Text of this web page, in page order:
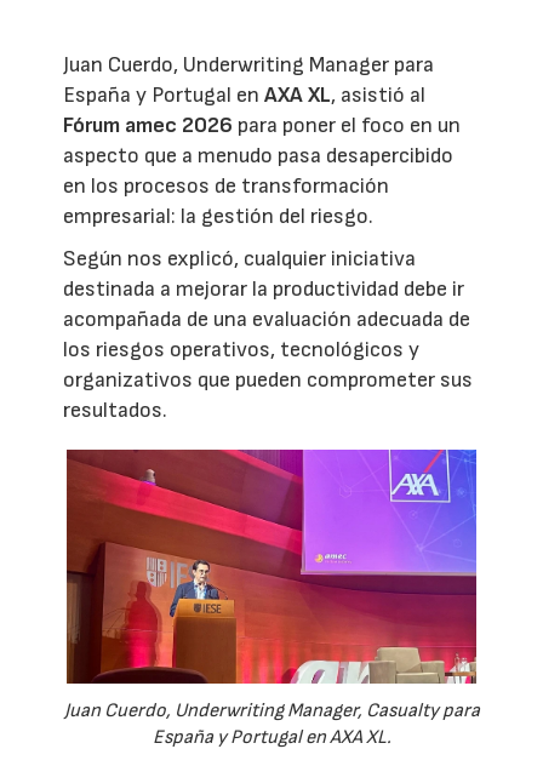
Juan Cuerdo, Underwriting Manager para
España y Portugal enAXA XL, asistió al
Fórum amec 2026 para poner el foco en un
aspecto que a menudo pasa desapercibido
en los procesos de transformación
empresarial: la gestión del riesgo.
Según nos explicó, cualquier iniciativa
destinada a mejorar la productividad debe ir
acompañada de una evaluación adecuada de
los riesgos operativos, tecnológicos y
organizativos que pueden comprometer sus
resultados.
Juan Cuerdo, Underwriting Manager, Casualty para
España y Portugal en AXA XL.